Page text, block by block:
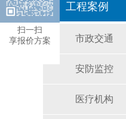
工程案例
市政交通
安防监控
医疗机构
扫一扫
享报价方案